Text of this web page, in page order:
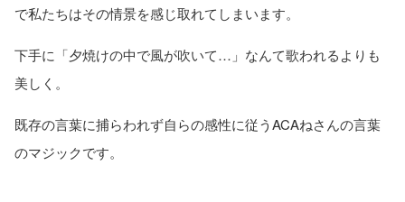
で私たちはその情景を感じ取れてしまいます。
下手に「夕焼けの中で風が吹いて…」なんて歌われるよりも
美しく。
既存の言葉に捕らわれず自らの感性に従うACAねさんの言葉
のマジックです。